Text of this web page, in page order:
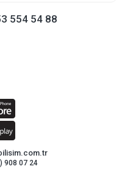
554 54 88
908 07 24